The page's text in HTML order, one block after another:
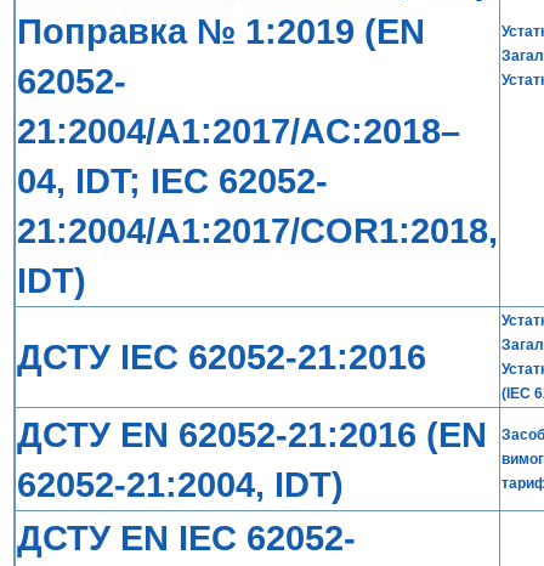
Поправка № 1:2019 (EN
62052-
21:2004/A1:2017/AC:2018–
04, IDT; IEC 62052-
21:2004/A1:2017/COR1:2018,
IDT)
ДСТУ IEC 62052-21:2016
(IEC
ДСТУ EN 62052-21:2016 (EN
62052-21:2004, IDT)
ДСТУ EN IEC 62052-